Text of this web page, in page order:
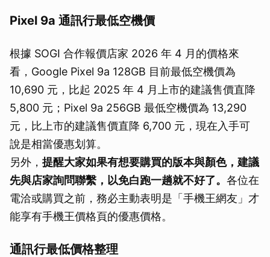
Pixel 9a 通訊行最低空機價
根據 SOGI 合作報價店家 2026 年 4 月的價格來
看，Google Pixel 9a 128GB 目前最低空機價為
10,690 元，比起 2025 年 4 月上市的建議售價直降
5,800 元；Pixel 9a 256GB 最低空機價為 13,290
元，比上市的建議售價直降 6,700 元，現在入手可
說是相當優惠划算。
另外， 提醒大家如果有想要購買的版本與顏色，建議
先與店家詢問聯繫，以免白跑一趟就不好了。 各位在
電洽或購買之前，務必主動表明是「手機王網友」才
能享有手機王價格頁的優惠價格。
通訊行最低價格整理